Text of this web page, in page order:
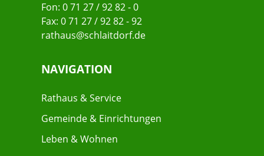
Fon: 0 71 27 / 92 82 - 0
Fax: 0 71 27 / 92 82 - 92
rathaus@schlaitdorf.de
NAVIGATION
Rathaus & Service
Gemeinde & Einrichtungen
Leben & Wohnen